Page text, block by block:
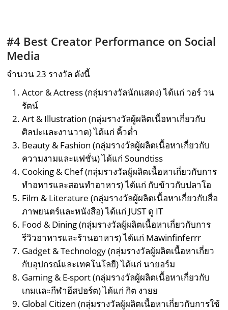
#4 Best Creator Performance on Social
Media
จำนวน 23 รางวัล ดังนี้
Actor & Actress (กลุ่มรางวัลนักแสดง) ได้แก่ วอร์ วน
รัตน์
Art & Illustration (กลุ่มรางวัลผู้ผลิตเนื้อหาเกี่ยวกับ
ศิลปะและงานวาด) ได้แก่ คิ้วต่ำ
Beauty & Fashion (กลุ่มรางวัลผู้ผลิตเนื้อหาเกี่ยวกับ
ความงามและแฟชั่น) ได้แก่ Soundtiss
Cooking & Chef (กลุ่มรางวัลผู้ผลิตเนื้อหาเกี่ยวกับการ
ทำอหารและสอนทำอาหาร) ได้แก่ กับข้าวกับปลาโอ
Film & Literature (กลุ่มรางวัลผู้ผลิตเนื้อหาเกี่ยวกับสื่อ
ภาพยนตร์และหนังสือ) ได้แก่ JUST ดู IT
Food & Dining (กลุ่มรางวัลผู้ผลิตเนื้อหาเกี่ยวกับการ
รีวิวอาหารและร้านอาหาร) ได้แก่ Mawinfinferrr
Gadget & Technology (กลุ่มรางวัลผู้ผลิตเนื้อหาเกี่ยว
กับอุปกรณ์และเทคโนโลยี) ได้แก่ นายอร์ม
Gaming & E-sport (กลุ่มรางวัลผู้ผลิตเนื้อหาเกี่ยวกับ
เกมและกีฬาอีสปอร์ต) ได้แก่ กิต งายย
Global Citizen (กลุ่มรางวัลผู้ผลิตเนื้อหาเกี่ยวกับการใช้